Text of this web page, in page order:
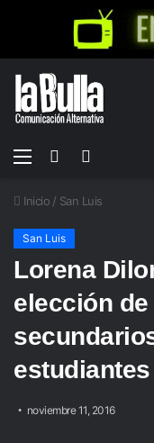
Menú
Buscar
Inicio / San Luis
San Luis
Lorena
elección
estudiantes
noviembre 11, 2016